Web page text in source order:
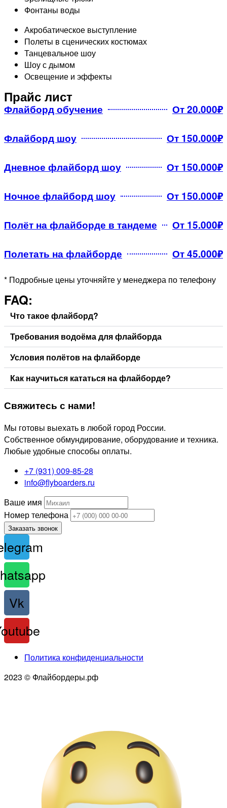
Фонтаны воды​
Акробатическое выступление
Полеты в сценических костюмах
Танцевальное шоу
Шоу с дымом
Освещение и эффекты
Прайс лист
Флайборд обучение От 20.000₽
Флайборд шоу От 150.000₽
Дневное флайборд шоу От 150.000₽
Ночное флайборд шоу От 150.000₽
Полёт на флайборде в тандеме От 15.000₽
Полетать на флайборде От 45.000₽
* Подробные цены уточняйте у менеджера по телефону
FAQ:
Что такое флайборд?
Требования водоёма для флайборда
Условия полётов на флайборде
Как научиться кататься на флайборде?
Свяжитесь с нами!
Мы готовы выехать в любой город России.
Собственное обмундирование, оборудование и техника.
Любые удобные способы оплаты.
+7 (931) 009-85-28
info@flyboarders.ru
Ваше имя
Номер телефона
Заказать звонок
Vk
Политика конфиденциальности
2023 © Флайбордеры.рф